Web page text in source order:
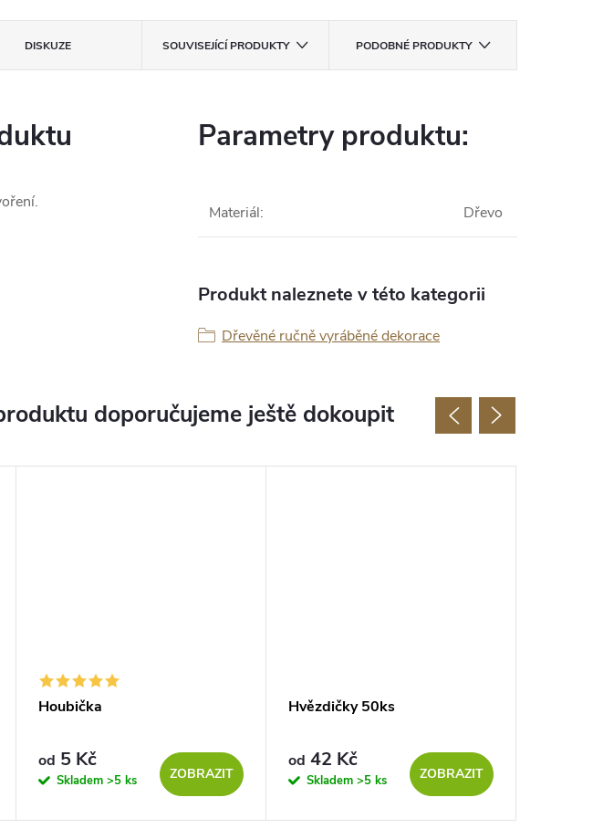
DISKUZE SOUVISEJÍCÍ PRODUKTY PODOBNÉ PRODUKTY
Parametry produktu:
Materiál: Dřevo
Produkt naleznete v této kategorii
Dřevěné ručně vyráběné dekorace
doporučujeme ještě dokoupit
Houbička
od 5 Kč
Skladem >5 ks ZOBRAZIT
Hvězdičky 50ks
od 42 Kč
Skladem >5 ks ZOBRAZIT